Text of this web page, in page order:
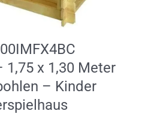
1,75 x 1,30 Meter
– Kinder